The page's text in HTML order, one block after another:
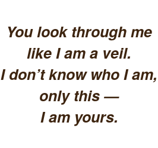
You look through me
like I am a veil.
I don’t know who I am,
only this —
I am yours.